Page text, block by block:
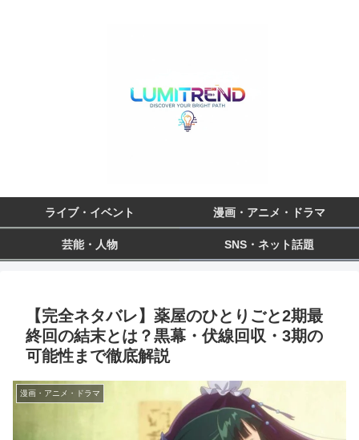
ライブ・イベント 漫画・アニメ・ドラマ
芸能・人物 SNS・ネット話題
【完全ネタバレ】薬屋のひとりごと2期最
終回の結末とは？黒幕・伏線回収・3期の
可能性まで徹底解説
漫画・アニメ・ドラマ